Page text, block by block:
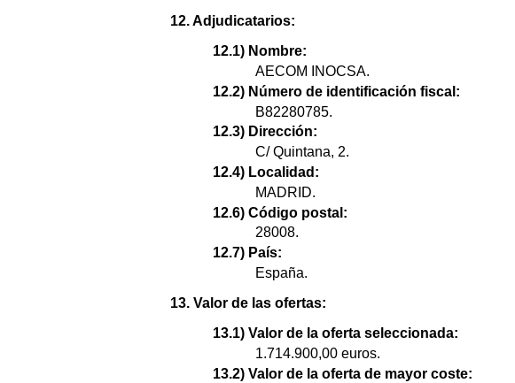
12. Adjudicatarios:
12.1) Nombre:
AECOM INOCSA.
12.2) Número de identificación fiscal:
B82280785.
12.3) Dirección:
C/ Quintana, 2.
12.4) Localidad:
MADRID.
12.6) Código postal:
28008.
12.7) País:
España.
13. Valor de las ofertas:
13.1) Valor de la oferta seleccionada:
1.714.900,00 euros.
13.2) Valor de la oferta de mayor coste: